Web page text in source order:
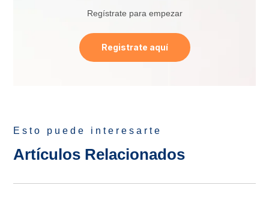
Regístrate para empezar
Registrate aquí
Esto puede interesarte
Artículos Relacionados